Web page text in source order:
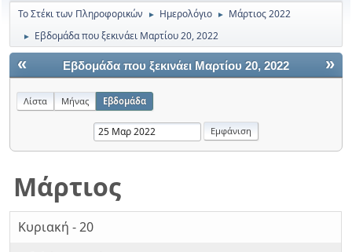
Το Στέκι των Πληροφορικών ► Ημερολόγιο ► Μάρτιος 2022
► Εβδομάδα που ξεκινάει Μαρτίου 20, 2022
« »
Εβδομάδα που ξεκινάει Μαρτίου 20, 2022
Λίστα Μήνας Εβδομάδα
Μάρτιος
Κυριακή - 20